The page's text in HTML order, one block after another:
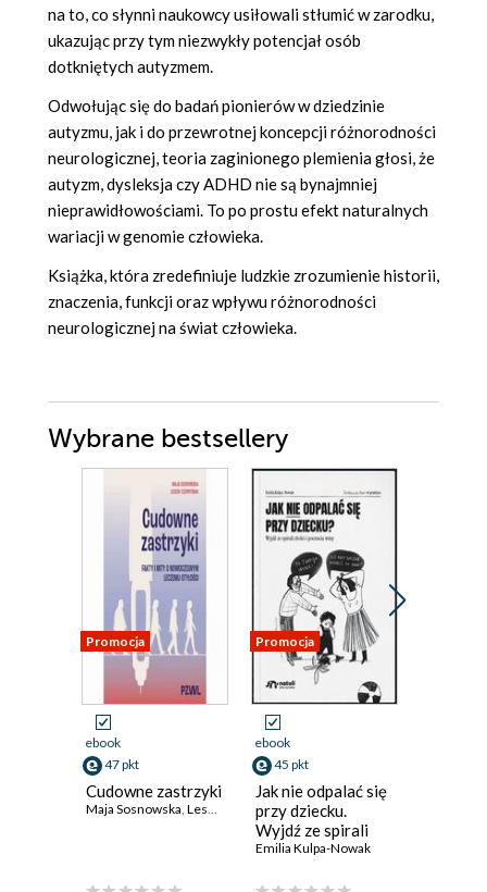
na to, co słynni naukowcy usiłowali stłumić w zarodku,
ukazując przy tym niezwykły potencjał osób
dotkniętych autyzmem.
Odwołując się do badań pionierów w dziedzinie
autyzmu, jak i do przewrotnej koncepcji różnorodności
neurologicznej, teoria zaginionego plemienia głosi, że
autyzm, dysleksja czy ADHD nie są bynajmniej
nieprawidłowościami. To po prostu efekt naturalnych
wariacji w genomie człowieka.
Książka, która zredefiniuje ludzkie zrozumienie historii,
znaczenia, funkcji oraz wpływu różnorodności
neurologicznej na świat człowieka.
Wybrane bestsellery
Promocja
ebook
47 pkt
Cudowne zastrzyki
Maja Sosnowska, Leszek Czupryniak
Promocja
ebook
45 pkt
Jak nie odpalać się
przy dziecku.
Wyjdź ze spirali
złości i poczucia
Emilia Kulpa-Nowak